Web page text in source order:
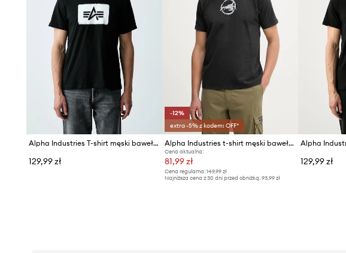
Alpha Industries T-shirt męski bawełniany Washed Out
129,99 zł
-12%
extra -5% z kodem: OFF*
Alpha Industries t-shirt męski bawełniany US Scorpion Backprint
Cena aktualna:
81,99 zł
Cena regularna:149,99 zł
Najniższa cena z 30 dni przed obniżką:93,99 zł
129,99 zł